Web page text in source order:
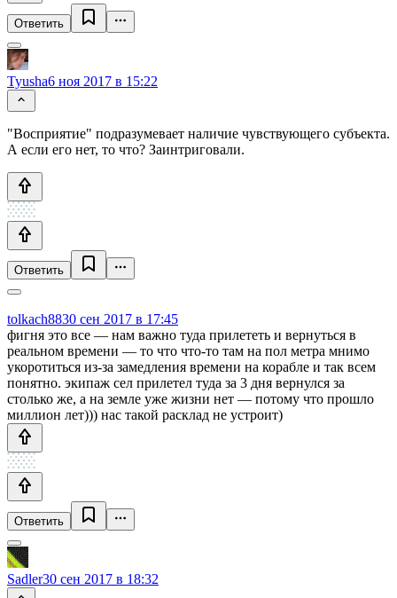
Ответить
Tyusha6 ноя 2017 в 15:22
"Восприятие" подразумевает наличие чувствующего субъекта.
А если его нет, то что? Заинтриговали.
Ответить
tolkach8830 сен 2017 в 17:45
фигня это все — нам важно туда прилететь и вернуться в
реальном времени — то что что-то там на пол метра мнимо
укоротиться из-за замедления времени на корабле и так всем
понятно. экипаж сел прилетел туда за 3 дня вернулся за
столько же, а на земле уже жизни нет — потому что прошло
миллион лет))) нас такой расклад не устроит)
Ответить
Sadler30 сен 2017 в 18:32